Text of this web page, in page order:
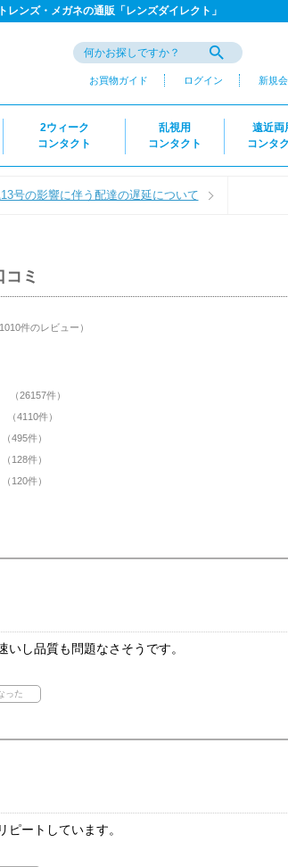
レンズ・メガネの通販「レンズダイレクト」
お買物ガイド ログイン 新規
2ウィーク
コンタクト
乱視用
コンタクト
遠近両
コンタ
号の影響に伴う配達の遅延について
コミ
件のレビュー）
26157件）
4110件）
495件）
128件）
120件）
し品質も問題なさそうです。
ピートしています。